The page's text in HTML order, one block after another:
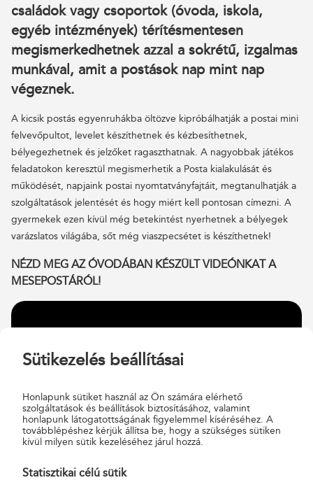
családok vagy csoportok (óvoda, iskola,
egyéb intézmények) térítésmentesen
megismerkedhetnek azzal a sokrétű, izgalmas
munkával, amit a postások nap mint nap
végeznek.
A kicsik postás egyenruhákba öltözve kipróbálhatják a postai mini
felvevőpultot, levelet készíthetnek és kézbesíthetnek,
bélyegezhetnek és jelzőket ragaszthatnak. A nagyobbak játékos
feladatokon keresztül megismerhetik a Posta kialakulását és
működését, napjaink postai nyomtatványfajtáit, megtanulhatják a
szolgáltatások jelentését és hogy miért kell pontosan címezni. A
gyermekek ezen kívül még betekintést nyerhetnek a bélyegek
varázslatos világába, sőt még viaszpecsétet is készíthetnek!
NÉZD MEG AZ ÓVODÁBAN KÉSZÜLT VIDEÓNKAT A
MESEPOSTÁRÓL!
ÍZELÍTŐ AZ ÓVODÁSOKNAK SZÓLÓ
Sütikezelés beállításai
Honlapunk sütiket használ az Ön számára elérhető
szolgáltatások és beállítások biztosításához, valamint
honlapunk látogatottságának figyelemmel kíséréséhez. A
továbblépéshez kérjük állítsa be, hogy a szükséges sütiken
kívül milyen sütik kezeléséhez járul hozzá.
Statisztikai célú sütik